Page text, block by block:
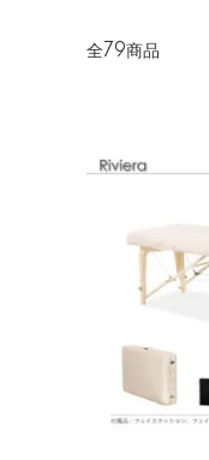
全79商品